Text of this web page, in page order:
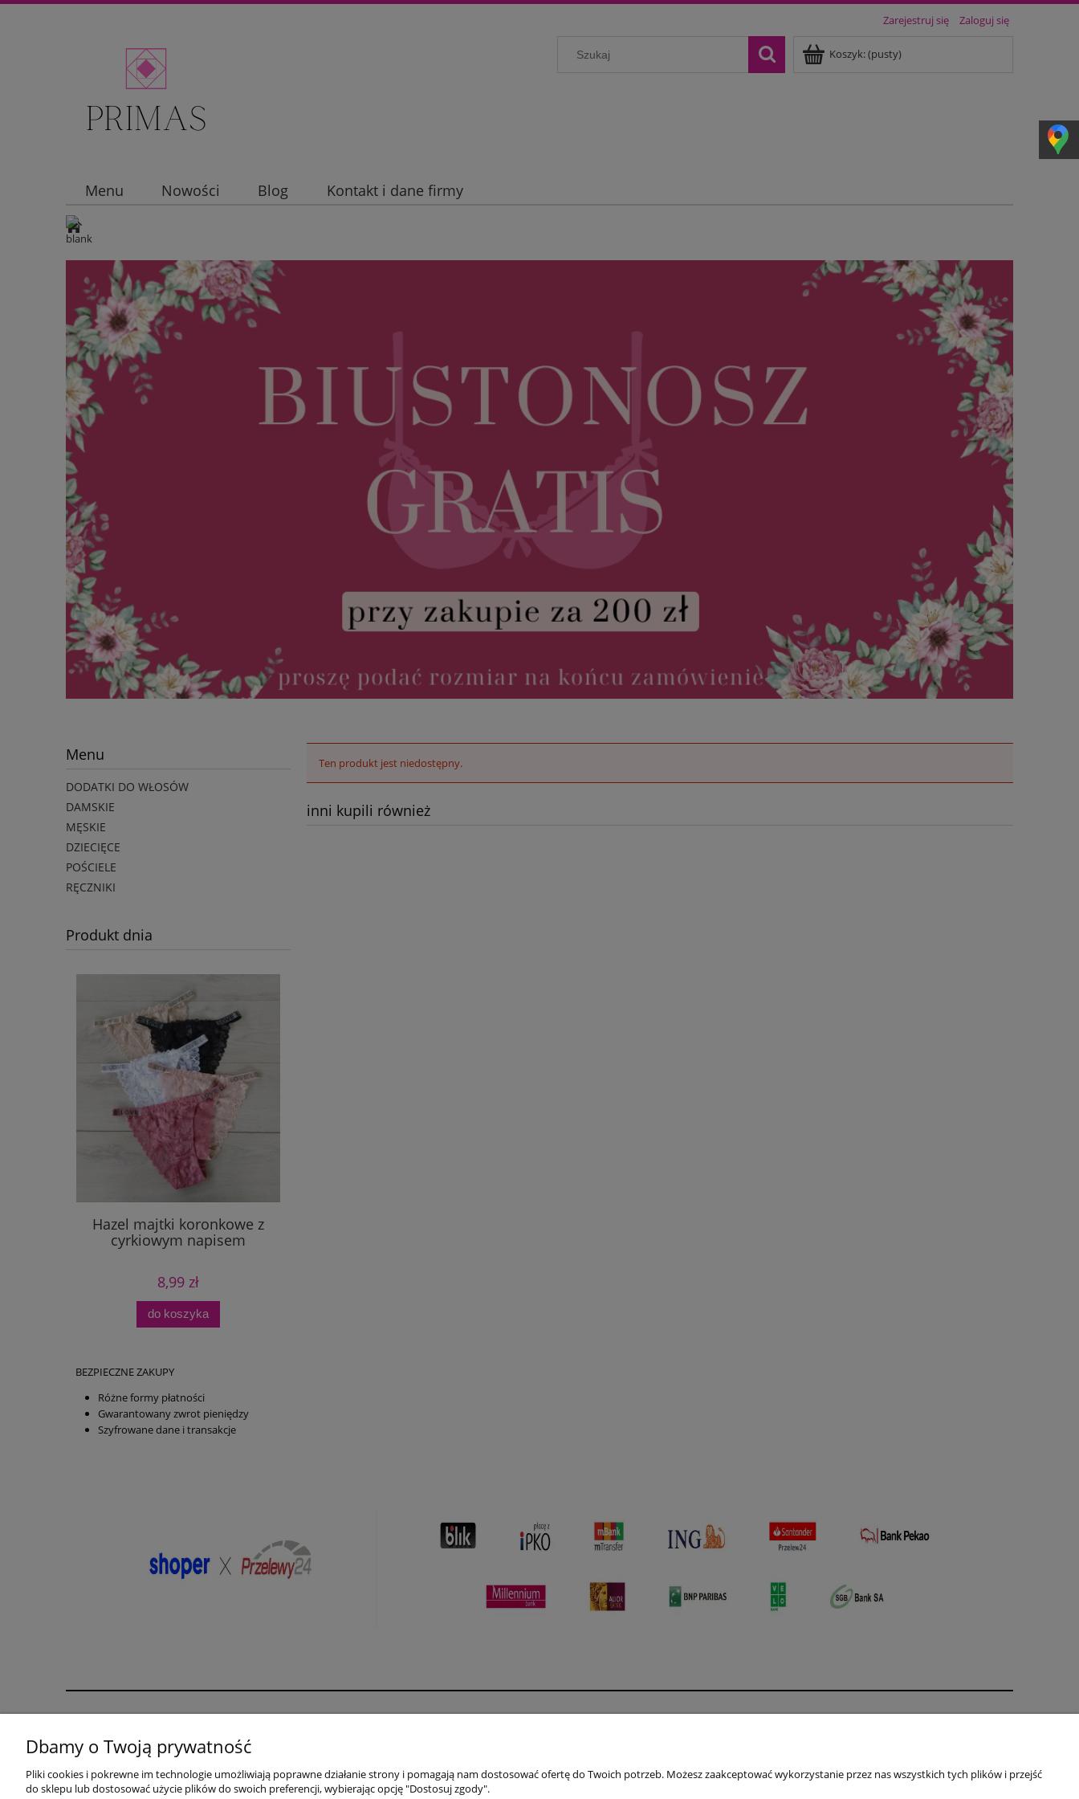
Zarejestruj się Zaloguj się
Koszyk:(pusty)
Menu Nowości Blog Kontakt i dane firmy
Menu
DODATKI DO WŁOSÓW
DAMSKIE
MĘSKIE
DZIECIĘCE
POŚCIELE
RĘCZNIKI
Produkt dnia
Hazel majtki koronkowe z
cyrkiowym napisem
8,99 zł
do koszyka
BEZPIECZNE ZAKUPY
Różne formy płatności
Gwarantowany zwrot pieniędzy
Szyfrowane dane i transakcje
Ten produkt jest niedostępny.
inni kupili również
karta rabatowa
biustonosz gratis
Ustawienia konta
Czas i koszty dostawy
Jak kupować?
Primas
Dbamy o Twoją prywatność
Pliki cookies i pokrewne im technologie umożliwiają poprawne działanie strony i pomagają nam dostosować ofertę do Twoich potrzeb. Możesz zaakceptować wykorzystanie przez nas wszystkich tych plików i przejść
do sklepu lub dostosować użycie plików do swoich preferencji, wybierając opcję "Dostosuj zgody".